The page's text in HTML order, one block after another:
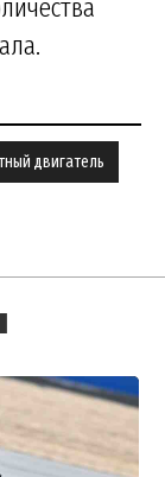
двигатель